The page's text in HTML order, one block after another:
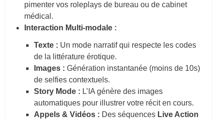
pimenter vos roleplays de bureau ou de cabinet
médical.
Interaction Multi-modale :
Texte : Un mode narratif qui respecte les codes
de la littérature érotique.
Images : Génération instantanée (moins de 10s)
de selfies contextuels.
Story Mode : L’IA génère des images
automatiques pour illustrer votre récit en cours.
Appels & Vidéos : Des séquences Live Action